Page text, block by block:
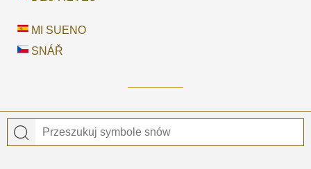
MI SUENO
SNÁŘ
© 2026
Sennik